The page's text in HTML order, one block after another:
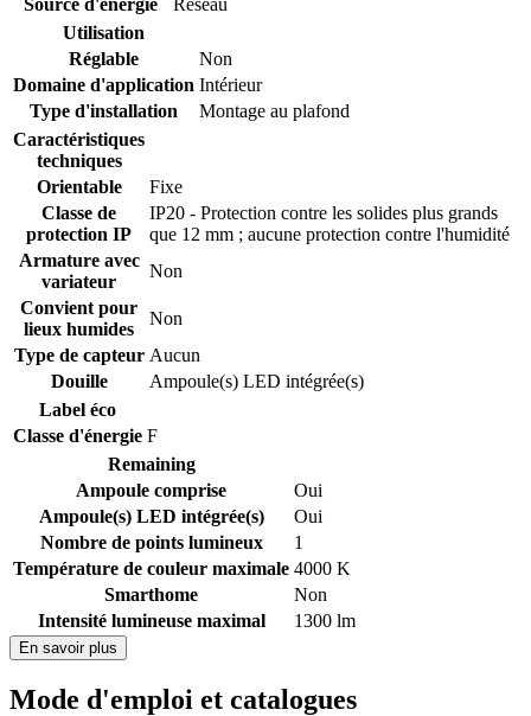
Utilisation
Réglable
Non
Domaine d'application Intérieur
Type d'installation
Montage au plafond
Caractéristiques
techniques
Orientable
Fixe
Classe de
protection IP
IP20 - Protection contre les solides plus grands
que 12 mm ; aucune protection contre l'humidité
Armature avec
variateur
Non
Convient pour
lieux humides
Non
Type de capteur Aucun
Douille
Ampoule(s) LED intégrée(s)
Label éco
Classe d'énergie F
Remaining
Ampoule comprise
Oui
Ampoule(s) LED intégrée(s)
Oui
Nombre de points lumineux
1
Température de couleur maximale 4000 K
Smarthome
Non
Intensité lumineuse maximal
1300 lm
En savoir plus
Mode d'emploi et catalogues